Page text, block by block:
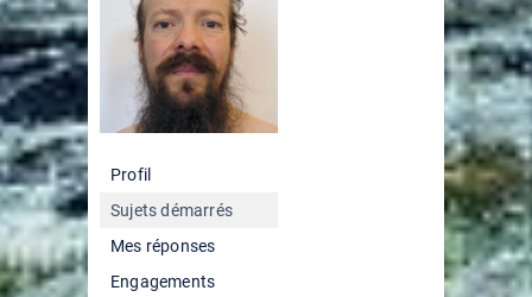
Profil
Sujets démarrés
Mes réponses
Engagements